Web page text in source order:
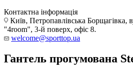
Контактна інформація
Київ, Петропавлівська
"4room", 3-й поверх, офіс 8.
welcome@sporttop.ua
Гантель прогумована